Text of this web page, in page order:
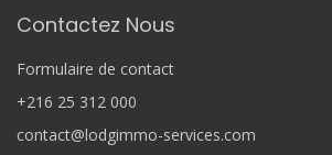
Contactez Nous
Formulaire de contact
+216 25 312 000
contact@lodgimmo-services.com